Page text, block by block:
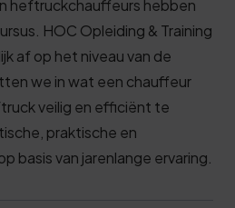
heftruckchauffeurs hebben
HOC Opleiding & Training
af op het niveau van de
we in wat een chauffeur
veilig en efficiënt te
praktische en
basis van jarenlange ervaring.